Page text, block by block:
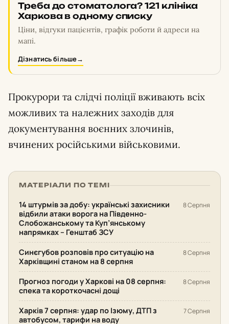
Треба до стоматолога? 121 клініка
Харкова в одному списку
Ціни, відгуки пацієнтів, графік роботи й адреси на
мапі.
Дізнатись більше→
Прокурори та слідчі поліції вживають всіх
можливих та належних заходів для
документування воєнних злочинів,
вчинених російськими військовими.
МАТЕРІАЛИ ПО ТЕМІ
14 штурмів за добу: українські захисники
відбили атаки ворога на Південно-
Слобожанському та Куп’янському
напрямках – Генштаб ЗСУ
8 Серпня
Синєгубов розповів про ситуацію на
Харківщині станом на 8 серпня
8 Серпня
Прогноз погоди у Харкові на 08 серпня:
спека та короткочасні дощі
8 Серпня
Харків 7 серпня: удар по Ізюму, ДТП з
автобусом, тарифи на воду
7 Серпня